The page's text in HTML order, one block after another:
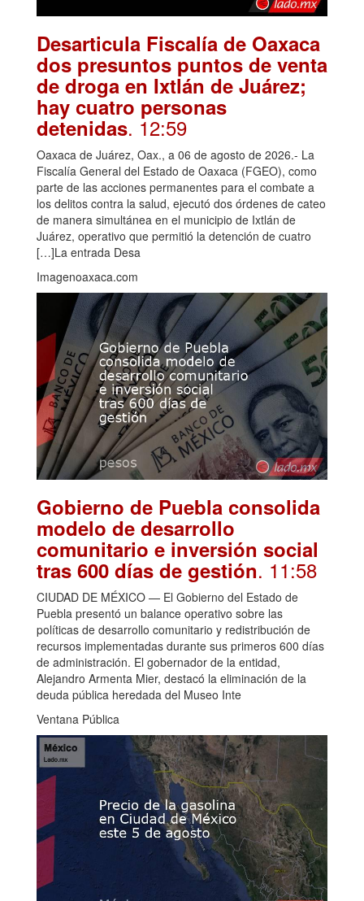
Desarticula Fiscalía de Oaxaca
dos presuntos puntos de venta
de droga en Ixtlán de Juárez;
hay cuatro personas
detenidas. 12:59
Oaxaca de Juárez, Oax., a 06 de agosto de 2026.- La
Fiscalía General del Estado de Oaxaca (FGEO), como
parte de las acciones permanentes para el combate a
los delitos contra la salud, ejecutó dos órdenes de cateo
de manera simultánea en el municipio de Ixtlán de
Juárez, operativo que permitió la detención de cuatro
[…]La entrada Desa
Imagenoaxaca.com
Gobierno de Puebla consolida
modelo de desarrollo
comunitario e inversión social
tras 600 días de gestión. 11:58
CIUDAD DE MÉXICO — El Gobierno del Estado de
Puebla presentó un balance operativo sobre las
políticas de desarrollo comunitario y redistribución de
recursos implementadas durante sus primeros 600 días
de administración. El gobernador de la entidad,
Alejandro Armenta Mier, destacó la eliminación de la
deuda pública heredada del Museo Inte
Ventana Pública